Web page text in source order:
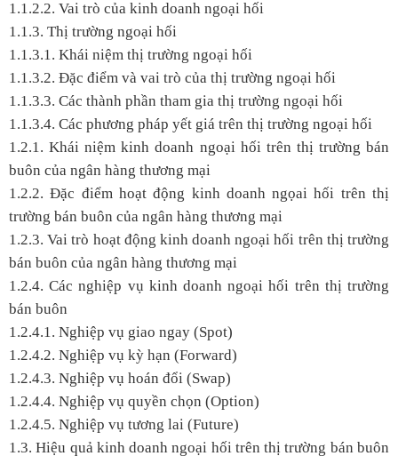
1.1.2.2. Vai trò của kinh doanh ngoại hối
1.1.3. Thị trường ngoại hối
1.1.3.1. Khái niệm thị trường ngoại hối
1.1.3.2. Đặc điểm và vai trò của thị trường ngoại hối
1.1.3.3. Các thành phần tham gia thị trường ngoại hối
1.1.3.4. Các phương pháp yết giá trên thị trường ngoại hối
1.2.1. Khái niệm kinh doanh ngoại hối trên thị trường bán
buôn của ngân hàng thương mại
1.2.2. Đặc điểm hoạt động kinh doanh ngọai hối trên thị
trường bán buôn của ngân hàng thương mại
1.2.3. Vai trò hoạt động kinh doanh ngoại hối trên thị trường
bán buôn của ngân hàng thương mại
1.2.4. Các nghiệp vụ kinh doanh ngoại hối trên thị trường
bán buôn
1.2.4.1. Nghiệp vụ giao ngay (Spot)
1.2.4.2. Nghiệp vụ kỳ hạn (Forward)
1.2.4.3. Nghiệp vụ hoán đổi (Swap)
1.2.4.4. Nghiệp vụ quyền chọn (Option)
1.2.4.5. Nghiệp vụ tương lai (Future)
1.3. Hiệu quả kinh doanh ngoại hối trên thị trường bán buôn